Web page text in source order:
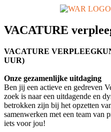
VACATURE
VACATURE
UUR)
Onze gezamenlijke uitdaging
Ben jij een actieve en gedreven
zoek is naar een uitdagende en
betrokken zijn bij het opzetten
samenwerken met een team van
iets voor jou!